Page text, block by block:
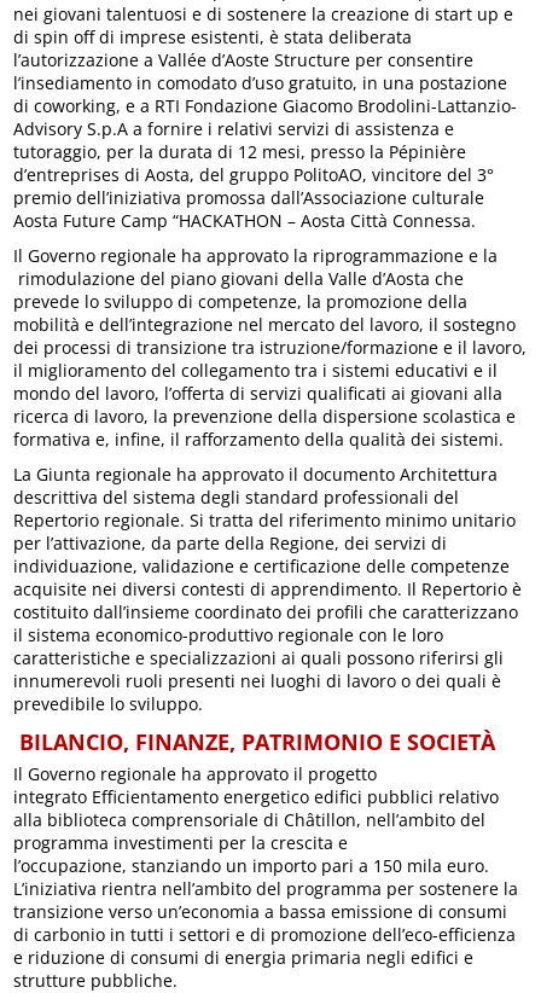
nei giovani talentuosi e di sostenere la creazione di start up e
di spin off di imprese esistenti, è stata deliberata
l’autorizzazione a Vallée d’Aoste Structure per consentire
l’insediamento in comodato d’uso gratuito, in una postazione
di coworking, e a RTI Fondazione Giacomo Brodolini-Lattanzio-
Advisory S.p.A a fornire i relativi servizi di assistenza e
tutoraggio, per la durata di 12 mesi, presso la Pépinière
d’entreprises di Aosta, del gruppo PolitoAO, vincitore del 3°
premio dell’iniziativa promossa dall’Associazione culturale
Aosta Future Camp “HACKATHON – Aosta Città Connessa.
Il Governo regionale ha approvato la riprogrammazione e la
rimodulazione del piano giovani della Valle d’Aosta che
prevede lo sviluppo di competenze, la promozione della
mobilità e dell’integrazione nel mercato del lavoro, il sostegno
dei processi di transizione tra istruzione/formazione e il lavoro,
il miglioramento del collegamento tra i sistemi educativi e il
mondo del lavoro, l’offerta di servizi qualificati ai giovani alla
ricerca di lavoro, la prevenzione della dispersione scolastica e
formativa e, infine, il rafforzamento della qualità dei sistemi.
La Giunta regionale ha approvato il documento Architettura
descrittiva del sistema degli standard professionali del
Repertorio regionale. Si tratta del riferimento minimo unitario
per l’attivazione, da parte della Regione, dei servizi di
individuazione, validazione e certificazione delle competenze
acquisite nei diversi contesti di apprendimento. Il Repertorio è
costituito dall’insieme coordinato dei profili che caratterizzano
il sistema economico-produttivo regionale con le loro
caratteristiche e specializzazioni ai quali possono riferirsi gli
innumerevoli ruoli presenti nei luoghi di lavoro o dei quali è
prevedibile lo sviluppo.
BILANCIO, FINANZE, PATRIMONIO E SOCIETÀ
Il Governo regionale ha approvato il progetto
integrato Efficientamento energetico edifici pubblici relativo
alla biblioteca comprensoriale di Châtillon, nell’ambito del
programma investimenti per la crescita e
l’occupazione, stanziando un importo pari a 150 mila euro.
L’iniziativa rientra nell’ambito del programma per sostenere la
transizione verso un’economia a bassa emissione di consumi
di carbonio in tutti i settori e di promozione dell’eco-efficienza
e riduzione di consumi di energia primaria negli edifici e
strutture pubbliche.